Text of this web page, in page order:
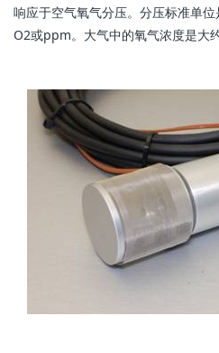
响应于空气氧气分压。分压标准单
O2或ppm。大气中的氧气浓度是大